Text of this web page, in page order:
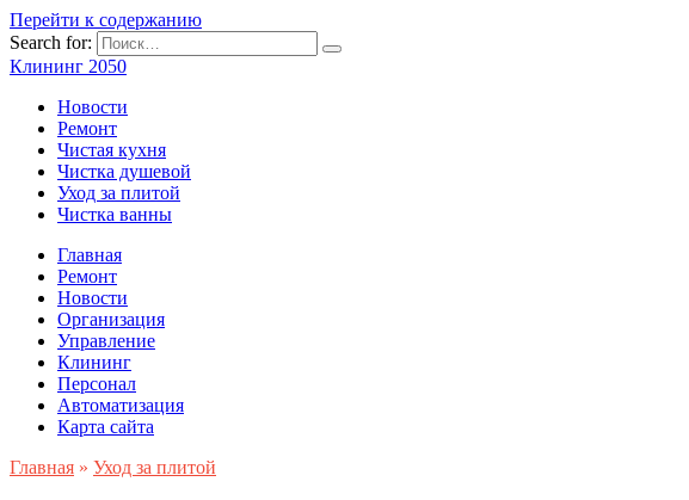
Перейти к содержанию
Search for:
Клининг 2050
Новости
Ремонт
Чистая кухня
Чистка душевой
Уход за плитой
Чистка ванны
Главная
Ремонт
Новости
Организация
Управление
Клининг
Персонал
Автоматизация
Карта сайта
Главная » Уход за плитой